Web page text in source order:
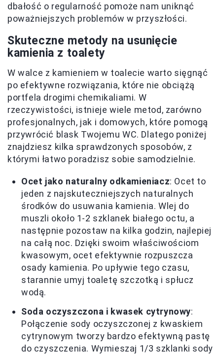
dbałość o regularność pomoże nam uniknąć
poważniejszych problemów w przyszłości.
Skuteczne metody na usunięcie
kamienia z toalety
W walce z kamieniem w toalecie warto sięgnąć
po efektywne rozwiązania, które nie obciążą
portfela drogimi chemikaliami. W
rzeczywistości, istnieje wiele metod, zarówno
profesjonalnych, jak i domowych, które pomogą
przywrócić blask Twojemu WC. Dlatego poniżej
znajdziesz kilka sprawdzonych sposobów, z
którymi łatwo poradzisz sobie samodzielnie.
Ocet jako naturalny odkamieniacz: Ocet to
jeden z najskuteczniejszych naturalnych
środków do usuwania kamienia. Wlej do
muszli około 1-2 szklanek białego octu, a
następnie pozostaw na kilka godzin, najlepiej
na całą noc. Dzięki swoim właściwościom
kwasowym, ocet efektywnie rozpuszcza
osady kamienia. Po upływie tego czasu,
starannie umyj toaletę szczotką i spłucz
wodą.
Soda oczyszczona i kwasek cytrynowy:
Połączenie sody oczyszczonej z kwaskiem
cytrynowym tworzy bardzo efektywną pastę
do czyszczenia. Wymieszaj 1/3 szklanki sody